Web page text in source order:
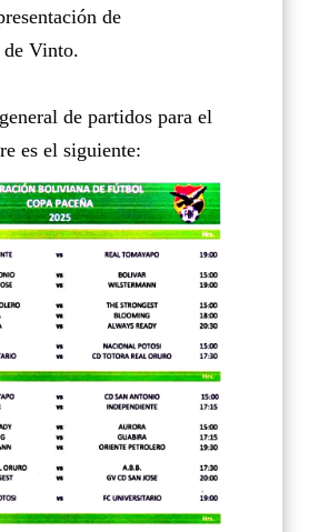
de
Vinto.
de partidos para el
es el siguiente: